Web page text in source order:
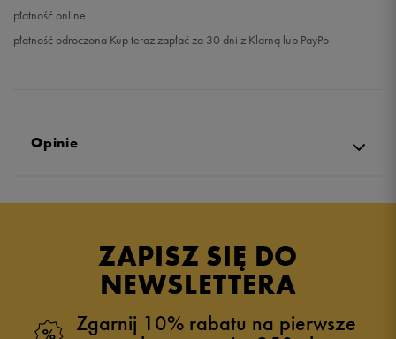
płatność online
płatność odroczona Kup teraz zapłać za 30 dni z Klarną lub PayPo
Opinie
5.0
zebranych i zweryfikowanych przez
ZAPISZ SIĘ DO
NEWSLETTERA
Zgarnij 10% rabatu na pierwsze